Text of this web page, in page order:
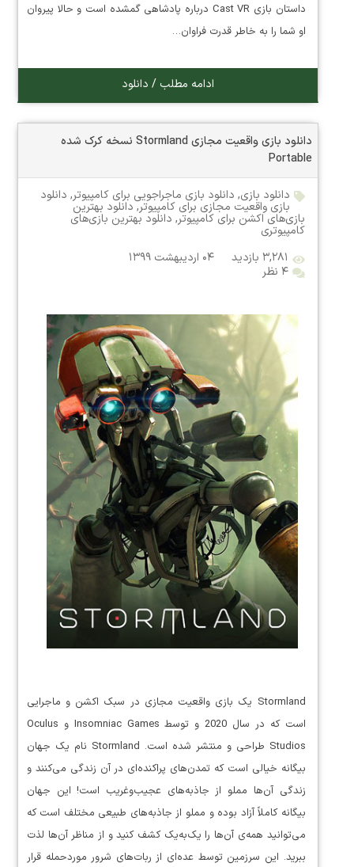
داستان بازی Cast VR درباره پادشاهی گمشده است و حالا پیروان
او شما را به خاطر قدرت فراوان…
ادامه مطلب / دانلود
دانلود بازی واقعیت مجازی Stormland نسخه کرک شده
Portable
دانلود بازی, دانلود بازی ماجراجویی برای کامپیوتر, دانلود
بازی واقعیت مجازی برای کامپیوتر,دانلود بهترین
بازی‌های اکشن برای کامپیوتر, دانلود بهترین بازی‌های
کامپیوتری
۳,۲۸۱ بازدید
۰۴ اردیبهشت ۱۳۹۹
۴ نظر
Stormland یک بازی واقعیت مجازی در سبک اکشن و ماجرایی
است که در سال 2020 و توسط Insomniac Games و Oculus
Studios طراحی و منتشر شده است. Stormland نام یک جهان
بیگانه خیالی است که تمدن‌های پراکنده‌ای در آن زندگی می‌کنند و
زندگی آن‌ها مملو از جاذبه‌های عجیب‌وغریب است! این جهان
بیگانه کاملاً آزاد بوده و مملو از جاذبه‌های طبیعی مختلف است که
می‌توانید همه‌ی آن‌ها را یک‌به‌یک کشف کنید و از مناظر آن‌ها لذت
ببرید. این سرزمین توسط عده‌ای از ربات‌های شرور موردحمله قرار